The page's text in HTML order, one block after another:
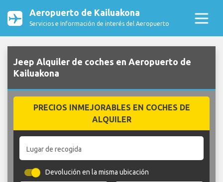
Aeropuerto de Kailuakona
Servicios e Información de interés del Aeropuerto
Jeep Alquiler de coches en Aeropuerto de
Kailuakona
PRECIOS INMEJORABLES EN COCHES DE
ALQUILER
Lugar de recogida
Devolución en la misma ubicación